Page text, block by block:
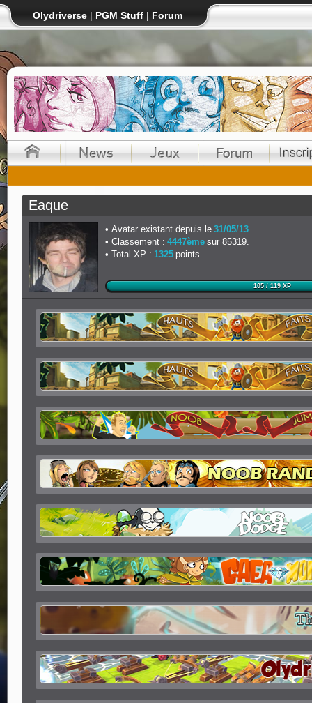
Olydriverse | PGM Stuff | Forum
Eaque
Avatar existant depuis le 31/05/13
Classement : 4447ème sur 85319.
Total XP : 1325 points.
105 / 119 XP